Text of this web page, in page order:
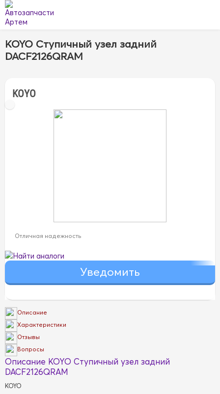
KOYO Ступичный узел задний
DACF2126QRAM
KOYO
Отличная надежность
Найти аналоги
Описание
Характеристики
Отзывы
Вопросы
Описание KOYO Ступичный узел задний
DACF2126QRAM
KOYO